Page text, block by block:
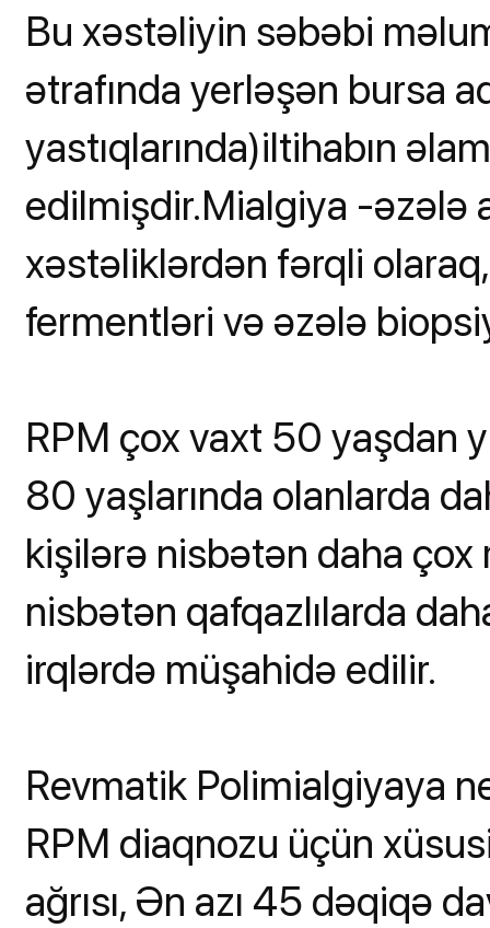
Bu xəstəliyin səbəbi
ətrafında yerləşən bursa
yastıqlarında)iltihabın
edilmişdir.Mialgiya -əzələ
xəstəliklərdən fərqli
fermentləri və əzələ
RPM çox vaxt 50 yaşdan
80 yaşlarında olanlarda
kişilərə nisbətən daha
nisbətən qafqazlılarda
irqlərdə müşahidə edilir.
Revmatik Polimialgiyaya
RPM diaqnozu üçün
ağrısı, Ən azı 45 dəqiqə